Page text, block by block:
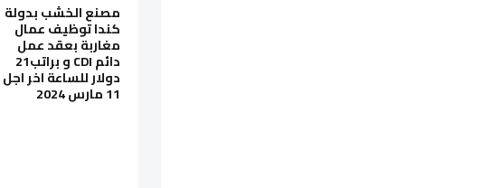
مصنع الخشب بدولة
كندا توظيف عمال
مغاربة بعقد عمل
دائم CDI و براتب21
دولار للساعة اخر اجل
11 مارس 2024